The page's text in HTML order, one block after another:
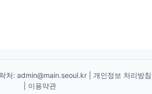
처: admin@main.seoul.kr
개인정보 처리방침
이용약관